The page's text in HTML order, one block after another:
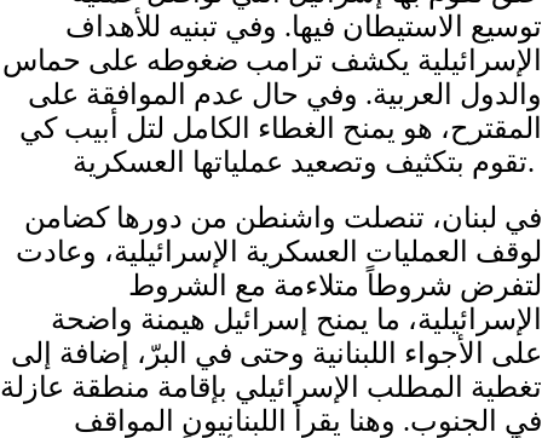
توسيع الاستيطان فيها. وفي تبنيه للأهداف
الإسرائيلية يكشف ترامب ضغوطه على حماس
والدول العربية. وفي حال عدم الموافقة على
المقترح، هو يمنح الغطاء الكامل لتل أبيب كي
تقوم بتكثيف وتصعيد عملياتها العسكرية.
في لبنان، تنصلت واشنطن من دورها كضامن
لوقف العمليات العسكرية الإسرائيلية، وعادت
لتفرض شروطاً متلاءمة مع الشروط
الإسرائيلية، ما يمنح إسرائيل هيمنة واضحة
على الأجواء اللبنانية وحتى في البرّ، إضافة إلى
تغطية المطلب الإسرائيلي بإقامة منطقة عازلة
في الجنوب. وهنا يقرأ اللبنانيون المواقف